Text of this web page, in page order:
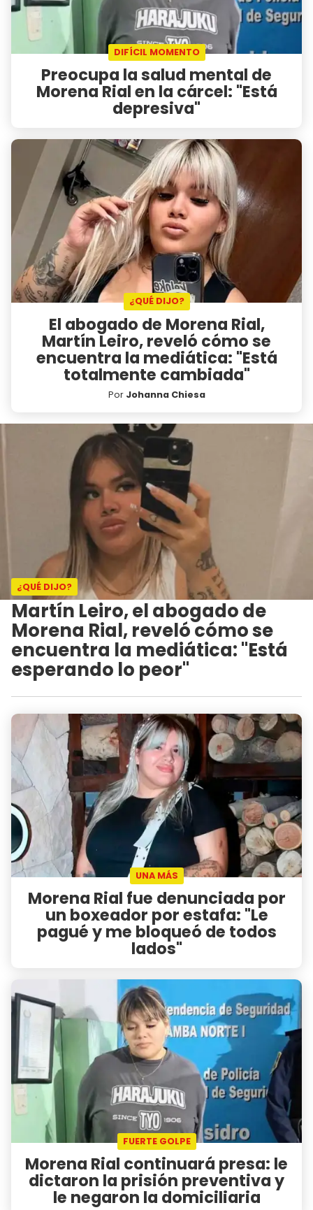
DIFÍCIL MOMENTO
Preocupa la salud mental de
Morena Rial en la cárcel: "Está
depresiva"
¿QUÉ DIJO?
El abogado de Morena Rial,
Martín Leiro, reveló cómo se
encuentra la mediática: "Está
totalmente cambiada"
Por Johanna Chiesa
¿QUÉ DIJO?
Martín Leiro, el abogado de
Morena Rial, reveló cómo se
encuentra la mediática: "Está
esperando lo peor"
UNA MÁS
Morena Rial fue denunciada por
un boxeador por estafa: "Le
pagué y me bloqueó de todos
lados"
FUERTE GOLPE
Morena Rial continuará presa: le
dictaron la prisión preventiva y
le negaron la domiciliaria